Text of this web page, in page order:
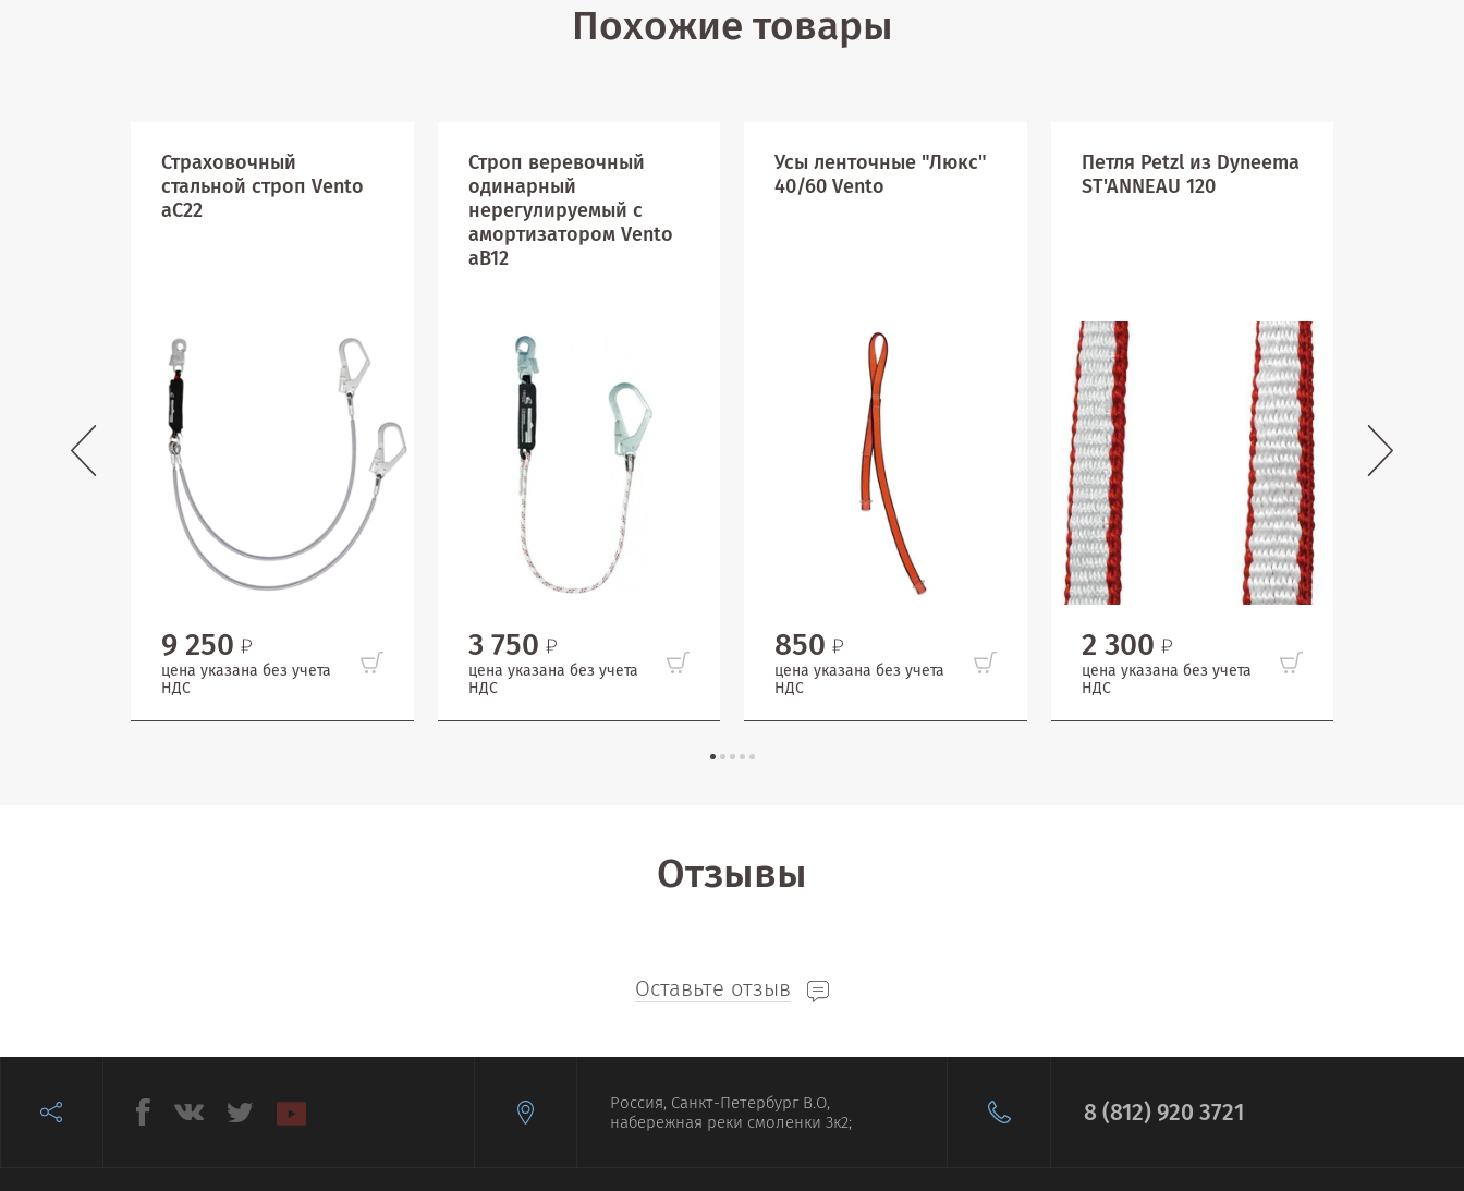
Похожие товары
Страховочный
стальной строп Vento
аС22
9 250
цена указана без учета
НДС
Строп веревочный
одинарный
нерегулируемый с
амортизатором Vento
аВ12
3 750
цена указана без учета
НДС
Усы ленточные "Люкс"
40/60 Vento
850
цена указана без учета
НДС
Петля Petzl из Dyneema
ST'ANNEAU 120
2 300
цена указана без учета
НДС
Отзывы
Оставьте отзыв
Россия, Санкт-Петербург В.О,
набережная реки смоленки 3к2;
8 (812) 920 3721